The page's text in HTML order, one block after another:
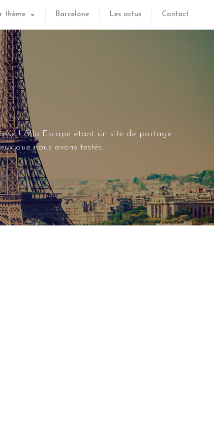
thème Barcelone Les actus Contact
! Allo Escape étant un site de partage
que nous avons testés.